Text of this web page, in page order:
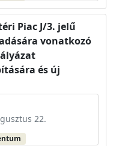
Piac J/3. jelű
vonatkozó
és új
22.